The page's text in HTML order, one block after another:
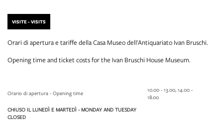
VISITE - VISITS
Orari di apertura e tariffe della Casa Museo dell'Antiquariato Ivan Bruschi.
Opening time and ticket costs for the Ivan Bruschi House Museum.
Orario di apertura - Opening time
10.00 - 13.00, 14.00 -
18.00
CHIUSO IL LUNEDÌ E MARTEDÌ - MONDAY AND TUESDAY
CLOSED